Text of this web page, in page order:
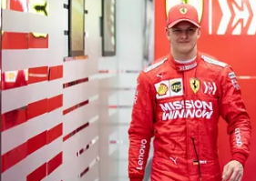
EVENTI
VIDEO
TV